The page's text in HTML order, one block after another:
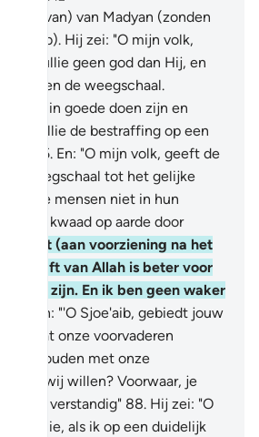
van) van Madyan (zonden
Hij zei: "O mijn volk,
voor jullie geen god dan Hij, en
maat en de weegschaal.
jullie in goede doen zijn en
voor jullie de bestraffing op een
85. En: "O mijn volk, geeft de
de weegschaal tot het gelijke
de mensen niet in hun
geen kwaad op aarde door
Wat (aan voorziening na het
van Allah is beter voor
zijn. En ik ben geen waker
zeiden: "'O Sjoe'aib, gebiedt jouw
wat onze voorvaderen
ophouden met onze
wat wij willen? Voorwaar, je
verstandig" 88. Hij zei: "O
jullie, als ik op een duidelijk